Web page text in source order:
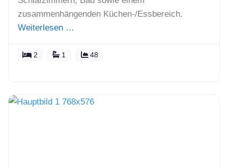
zusammenhängenden Küchen-/Essbereich.
Weiterlesen …
2 1 48